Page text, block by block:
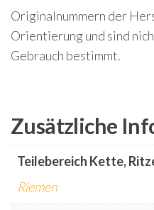
Originalnummern der
Orientierung und sind
Gebrauch bestimmt.
Zusätzliche
Teilebereich Kette,
Riemen